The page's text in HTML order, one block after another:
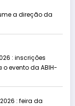
a direção da
: inscrições
evento da ABIH-
: feira da